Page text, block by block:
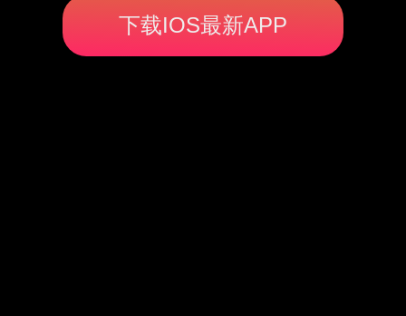
下载IOS最新APP